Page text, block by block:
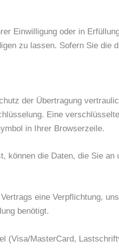
Einwilligung oder in
zu lassen. Sofern Sie
der Übertragung
Eine
in Ihrer Browserzeile.
können die Daten, die Sie
eine Verpflichtung,
benötigt.
(Visa/MasterCard,